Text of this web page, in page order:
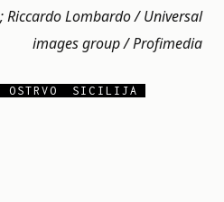
Riccardo Lombardo / Universal
images group / Profimedia
OSTRVO SICILIJA